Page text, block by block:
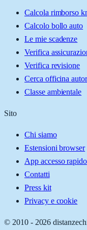
Calcola rimborso
Calcolo bollo auto
Le mie scadenze
Verifica
Verifica revisione
Cerca officina
Classe ambientale
Sito
Chi siamo
Estensioni browser
App accesso rapido
Contatti
Press kit
Privacy e cookie
© 2010 - 2026